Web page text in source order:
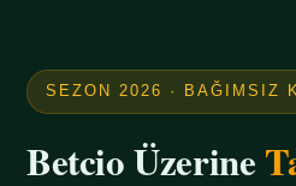
SEZON 2026 · BAĞIMSIZ
Betcio Üzerine